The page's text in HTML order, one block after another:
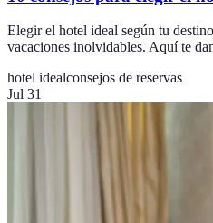
Elegir el hotel ideal según tu
vacaciones inolvidables. Aquí te
hotel idealconsejos de reservas
Jul 31